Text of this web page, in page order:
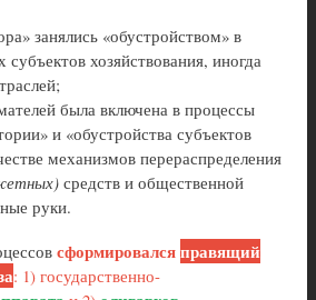
занялись «обустройством» в
хозяйствования, иногда
была включена в процессы
и «обустройства субъектов
механизмов перераспределения
средств и общественной
руки.
сформировалсяправящий
: 1) государственно-